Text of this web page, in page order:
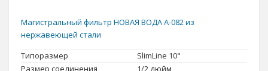
Магистральный фильтр НОВАЯ ВОДА А-082 из
нержавеющей стали
Типоразмер
SlimLine 10"
Размер соединения
1/2 дюйм